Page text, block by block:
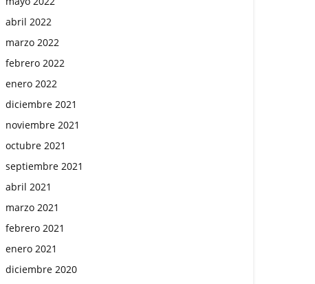
abril 2022
marzo 2022
febrero 2022
enero 2022
diciembre 2021
noviembre 2021
octubre 2021
septiembre 2021
abril 2021
marzo 2021
febrero 2021
enero 2021
diciembre 2020